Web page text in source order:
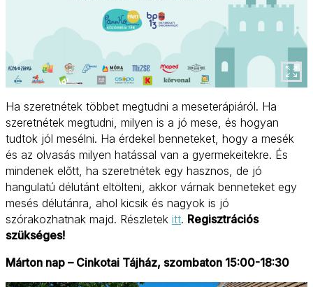
Ha szeretnétek többet megtudni a meseterápiáról. Ha
szeretnétek megtudni, milyen is a jó mese, és hogyan
tudtok jól mesélni. Ha érdekel benneteket, hogy a mesék
és az olvasás milyen hatással van a gyermekeitekre. És
mindenek előtt, ha szeretnétek egy hasznos, de jó
hangulatú délutánt eltölteni, akkor várnak benneteket egy
mesés délutánra, ahol kicsik és nagyok is jó
szórakozhatnak majd. Részletek itt. Regisztrációs
szükséges!
Márton nap – Cinkotai Tájház, szombaton 15:00-18:30